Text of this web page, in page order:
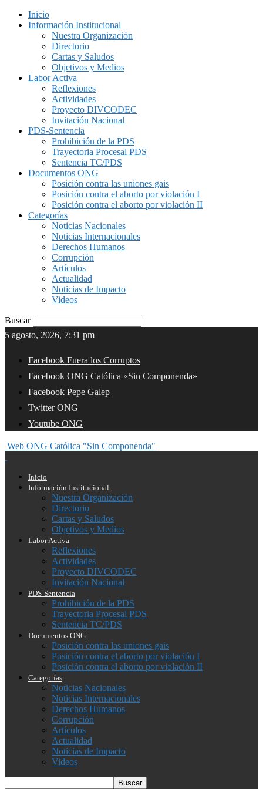
Inicio
Información Institucional
Nuestra Organización
Directorio
Cartas y Saludos
Objetivos y Medios
Labor Activa
Reflexiones
Actividades
Proyecto DIVCODEC
Invitación Nacional
PDS-Sentencia
Prohibición de la PDS
Trayectoria Procesal PDS
Sentencia TC/PDS
Documentos ONG
Posición contra las uniones gais
Posición contra el aborto por violación I
Posición contra el aborto por violación II
Categorías
Noticias Nacionales
Noticias Internacionales
Derechos Humanos
Corrupción
Artículos
Actualidad
Noticias de Impacto
Videos
Buscar
5 agosto, 2026, 7:31 pm
Facebook Fuera los Corruptos
Facebook ONG Católica «Sin Componenda»
Facebook Pepe Galep
Twitter ONG
Youtube ONG
Web ONG Católica "Sin Componenda"
Inicio
Información Institucional
Nuestra Organización
Directorio
Cartas y Saludos
Objetivos y Medios
Labor Activa
Reflexiones
Actividades
Proyecto DIVCODEC
Invitación Nacional
PDS-Sentencia
Prohibición de la PDS
Trayectoria Procesal PDS
Sentencia TC/PDS
Documentos ONG
Posición contra las uniones gais
Posición contra el aborto por violación I
Posición contra el aborto por violación II
Categorías
Noticias Nacionales
Noticias Internacionales
Derechos Humanos
Corrupción
Artículos
Actualidad
Noticias de Impacto
Videos